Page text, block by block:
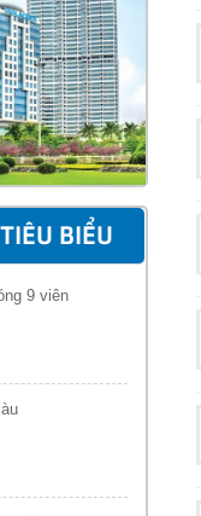
BIỂU
9 viên